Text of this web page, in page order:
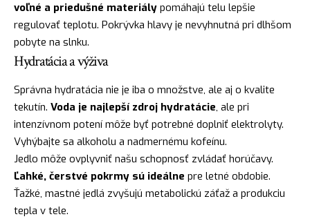
voľné a priedušné materiály pomáhajú telu lepšie
regulovať teplotu. Pokrývka hlavy je nevyhnutná pri dlhšom
pobyte na slnku.
Hydratácia a výživa
Správna hydratácia nie je iba o množstve, ale aj o kvalite
tekutín. Voda je najlepší zdroj hydratácie, ale pri
intenzívnom potení môže byť potrebné doplniť elektrolyty.
Vyhýbajte sa alkoholu a nadmernému kofeínu.
Jedlo môže ovplyvniť našu schopnosť zvládať horúčavy.
Ľahké, čerstvé pokrmy sú ideálne pre letné obdobie.
Ťažké, mastné jedlá zvyšujú metabolickú záťaž a produkciu
tepla v tele.